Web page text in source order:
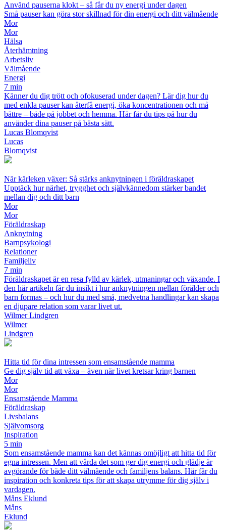
Använd pauserna klokt – så får du ny energi under dagen
Små pauser kan göra stor skillnad för din energi och ditt välmående
Mor
Mor
Hälsa
Återhämtning
Arbetsliv
Välmående
Energi
7 min
Känner du dig trött och ofokuserad under dagen? Lär dig hur du
med enkla pauser kan återfå energi, öka koncentrationen och må
bättre – både på jobbet och hemma. Här får du tips på hur du
använder dina pauser på bästa sätt.
Lucas Blomqvist
Lucas
Blomqvist
När kärleken växer: Så stärks anknytningen i föräldraskapet
Upptäck hur närhet, trygghet och självkännedom stärker bandet
mellan dig och ditt barn
Mor
Mor
Föräldraskap
Anknytning
Barnpsykologi
Relationer
Familjeliv
7 min
Föräldraskapet är en resa fylld av kärlek, utmaningar och växande. I
den här artikeln får du insikt i hur anknytningen mellan förälder och
barn formas – och hur du med små, medvetna handlingar kan skapa
en djupare relation som varar livet ut.
Wilmer Lindgren
Wilmer
Lindgren
Hitta tid för dina intressen som ensamstående mamma
Ge dig själv tid att växa – även när livet kretsar kring barnen
Mor
Mor
Ensamstående Mamma
Föräldraskap
Livsbalans
Självomsorg
Inspiration
5 min
Som ensamstående mamma kan det kännas omöjligt att hitta tid för
egna intressen. Men att vårda det som ger dig energi och glädje är
avgörande för både ditt välmående och familjens balans. Här får du
inspiration och konkreta tips för att skapa utrymme för dig själv i
vardagen.
Måns Eklund
Måns
Eklund